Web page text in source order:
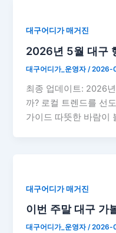
대구어디가 매거진
2026년 5월 대구
대구어디가_운영자/2026-
최종 업데이트: 2026
까? 로컬 트렌드를 선
가이드 따뜻한 바람이
대구어디가 매거진
이번 주말 대구
대구어디가_운영자/2026-